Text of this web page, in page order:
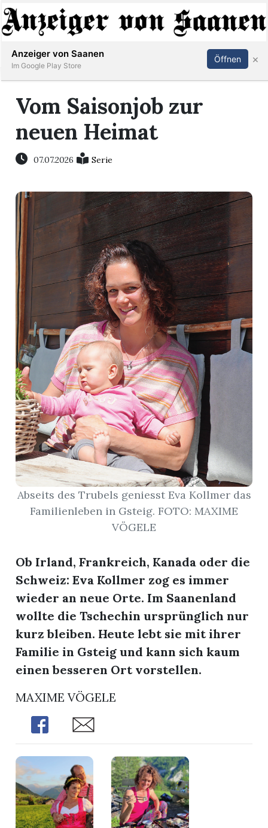
Abonnieren Anmelden
Vom Saisonjob zur
neuen Heimat
07.07.2026 Serie
Abseits des Trubels geniesst Eva Kollmer das
Familienleben in Gsteig. FOTO: MAXIME
VÖGELE
Ob Irland, Frankreich, Kanada oder die
Schweiz: Eva Kollmer zog es immer
wieder an neue Orte. Im Saanenland
wollte die Tschechin ursprünglich nur
kurz bleiben. Heute lebt sie mit ihrer
Familie in Gsteig und kann sich kaum
einen besseren Ort vorstellen.
MAXIME VÖGELE
Share
Share
Anzeiger von Saanen
Im Google Play Store
Öffnen ×